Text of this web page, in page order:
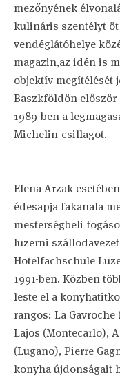
mezőnyének
kulináris szentélyt
vendéglátóhelye
magazin,az idén is
objektív megítélését
Baszkföldön először
1989-ben a
Michelin-csillagot.
Elena Arzak
édesapja fakanala
mesterségbeli
luzerni
Hotelfachschule
1991-ben. Közben
leste el a
rangos: La
Lajos (Montecarlo),
(Lugano), Pierre
konyha újdonságait